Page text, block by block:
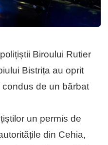
Biroului Rutier
Bistrița au oprit
de un bărbat
un permis de
din Cehia,